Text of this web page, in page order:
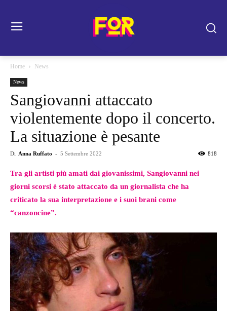
Home News
News
Sangiovanni attaccato
violentemente dopo il concerto.
La situazione è pesante
Di Anna Ruffato - 5 Settembre 2022 818
Tra gli artisti più amati dai giovanissimi, Sangiovanni nei
giorni scorsi è stato attaccato da un giornalista che ha
criticato la sua interpretazione e i suoi brani come
“canzoncine”.